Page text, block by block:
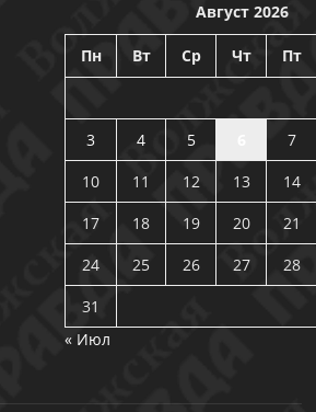
Август 2026
Пн Вт Ср Чт Пт
3
4 5 7
10
11 12 13 14
17
18 19 20 21
24
25 26 27 28
31
« Июл